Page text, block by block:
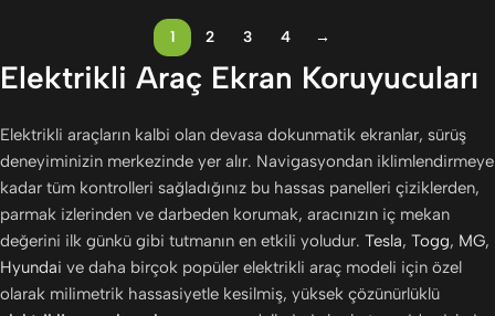
1 2 3 4 →
Elektrikli Araç Ekran Koruyucuları
Elektrikli araçların kalbi olan devasa dokunmatik ekranlar, sürüş
deneyiminizin merkezinde yer alır. Navigasyondan iklimlendirmeye
kadar tüm kontrolleri sağladığınız bu hassas panelleri çiziklerden,
parmak izlerinden ve darbeden korumak, aracınızın iç mekan
değerini ilk günkü gibi tutmanın en etkili yoludur. Tesla, Togg, MG,
Hyundai ve daha birçok popüler elektrikli araç modeli için özel
olarak milimetrik hassasiyetle kesilmiş, yüksek çözünürlüklü